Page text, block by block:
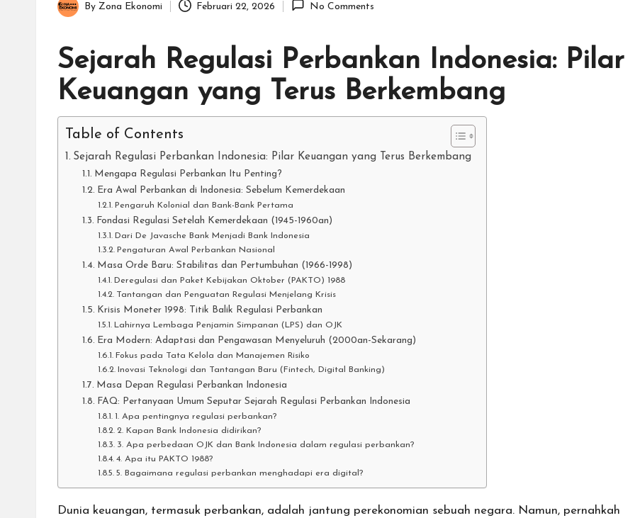
Posted
By Zona Ekonomi Februari 22, 2026 No Comments
Sejarah Regulasi Perbankan Indonesia: Pilar
Keuangan yang Terus Berkembang
Table of Contents
Sejarah Regulasi Perbankan Indonesia: Pilar Keuangan yang Terus Berkembang
Mengapa Regulasi Perbankan Itu Penting?
Era Awal Perbankan di Indonesia: Sebelum Kemerdekaan
Pengaruh Kolonial dan Bank-Bank Pertama
Fondasi Regulasi Setelah Kemerdekaan (1945-1960an)
Dari De Javasche Bank Menjadi Bank Indonesia
Pengaturan Awal Perbankan Nasional
Masa Orde Baru: Stabilitas dan Pertumbuhan (1966-1998)
Deregulasi dan Paket Kebijakan Oktober (PAKTO) 1988
Tantangan dan Penguatan Regulasi Menjelang Krisis
Krisis Moneter 1998: Titik Balik Regulasi Perbankan
Lahirnya Lembaga Penjamin Simpanan (LPS) dan OJK
Era Modern: Adaptasi dan Pengawasan Menyeluruh (2000an-Sekarang)
Fokus pada Tata Kelola dan Manajemen Risiko
Inovasi Teknologi dan Tantangan Baru (Fintech, Digital Banking)
Masa Depan Regulasi Perbankan Indonesia
FAQ: Pertanyaan Umum Seputar Sejarah Regulasi Perbankan Indonesia
1. Apa pentingnya regulasi perbankan?
2. Kapan Bank Indonesia didirikan?
3. Apa perbedaan OJK dan Bank Indonesia dalam regulasi perbankan?
4. Apa itu PAKTO 1988?
5. Bagaimana regulasi perbankan menghadapi era digital?
Dunia keuangan, termasuk perbankan, adalah jantung perekonomian sebuah negara. Namun, pernahkah